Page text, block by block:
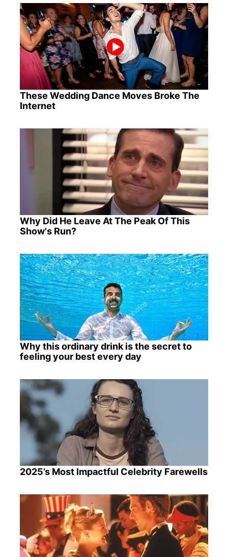
These Wedding Dance Moves Broke The
Internet
Why Did He Leave At The Peak Of This
Show's Run?
Why this ordinary drink is the secret to
feeling your best every day
2025’s Most Impactful Celebrity Farewells